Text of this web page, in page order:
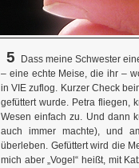
5
Dass meine Schwester
– eine echte Meise, die ihr –
in VIE zuflog. Kurzer Check
gefüttert wurde. Petra fliegen,
Wesen einfach zu. Und dann
auch immer machte), und
überleben. Gefüttert wird die
mich aber „Vogel“ heißt, mit